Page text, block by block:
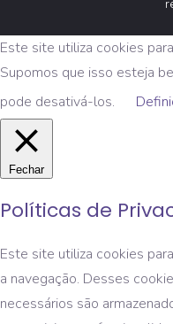
Este site utiliza cookies
Supomos que isso esteja
pode desativá-los.
Fechar
Políticas de
Este site utiliza cookies
a navegação. Desses
necessários são